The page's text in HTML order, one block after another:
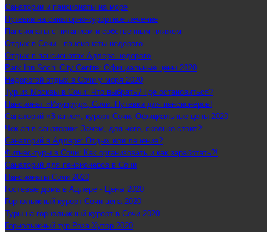
Санатории и пансионаты на море
Путевки на санаторно-курортное лечение
Пансионаты с питанием и собственным пляжем
Отдых в Сочи - пансионаты недорого
Отдых в пансионатах Адлера недорого
Park Inn Sochi City Centre: Официальные цены 2020
Недорогой отдых в Сочи у моря 2020
Тур из Москвы в Сочи: Что выбрать? Где остановиться?
Пансионат «Изумруд», Сочи: Путевки для пенсионеров!
Санаторий «Знание», курорт Сочи: Официальные цены 2020
Чек-ап в санатории: Зачем, для чего, сколько стоит?
Санаторий в Адлере: Отдых или лечение?
Фитнес-туры в Сочи: Как организовать и как заработать?!
Санаторий для пенсионеров в Сочи
Пансионаты Сочи 2020
Гостевые дома в Адлере - Цены 2020
Горнолыжный курорт Сочи цена 2020
Туры на горнолыжный курорт в Сочи 2020
Горнолыжный тур Роза Хутор 2020